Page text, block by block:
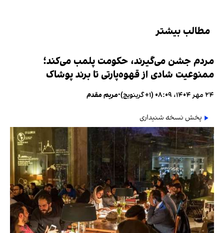
مطالب بیشتر
مردم جشن می‌گیرند، حکومت پلمب می‌کند؛
ممنوعیت شادی از قهوه‌پارتی تا برند پوشاک
۲۴ مهر ۱۴۰۴، ۰۸:۰۹ (‎+۱ گرینویچ) •مریم مقدم
پخش نسخه شنیداری